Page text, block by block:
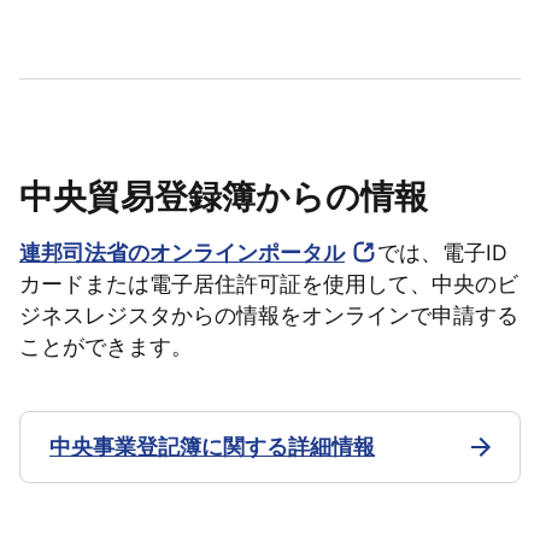
中央貿易登録簿からの情報
連邦司法省のオンラインポータル
では、電子ID
カードまたは電子居住許可証を使用して、中央のビ
ジネスレジスタからの情報をオンラインで申請する
ことができます。
中央事業登記簿に関する詳細情報